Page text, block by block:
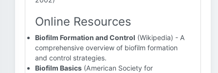
Online Resources
Biofilm Formation and Control (Wikipedia) - A
comprehensive overview of biofilm formation
and control strategies.
Biofilm Basics (American Society for